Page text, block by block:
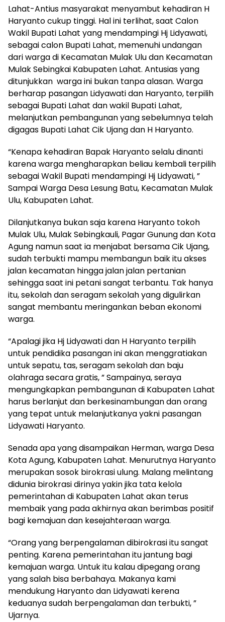
Lahat-Antius masyarakat menyambut kehadiran H
Haryanto cukup tinggi. Hal ini terlihat, saat Calon
Wakil Bupati Lahat yang mendampingi Hj Lidyawati,
sebagai calon Bupati Lahat, memenuhi undangan
dari warga di Kecamatan Mulak Ulu dan Kecamatan
Mulak Sebingkai Kabupaten Lahat. Antusias yang
ditunjukkan warga ini bukan tanpa alasan. Warga
berharap pasangan Lidyawati dan Haryanto, terpilih
sebagai Bupati Lahat dan wakil Bupati Lahat,
melanjutkan pembangunan yang sebelumnya telah
digagas Bupati Lahat Cik Ujang dan H Haryanto.
“Kenapa kehadiran Bapak Haryanto selalu dinanti
karena warga mengharapkan beliau kembali terpilih
sebagai Wakil Bupati mendampingi Hj Lidyawati, ”
Sampai Warga Desa Lesung Batu, Kecamatan Mulak
Ulu, Kabupaten Lahat.
Dilanjutkanya bukan saja karena Haryanto tokoh
Mulak Ulu, Mulak Sebingkauli, Pagar Gunung dan Kota
Agung namun saat ia menjabat bersama Cik Ujang,
sudah terbukti mampu membangun baik itu akses
jalan kecamatan hingga jalan jalan pertanian
sehingga saat ini petani sangat terbantu. Tak hanya
itu, sekolah dan seragam sekolah yang digulirkan
sangat membantu meringankan beban ekonomi
warga.
“Apalagi jika Hj Lidyawati dan H Haryanto terpilih
untuk pendidika pasangan ini akan menggratiakan
untuk sepatu, tas, seragam sekolah dan baju
olahraga secara gratis, ” Sampainya, seraya
mengungkapkan pembangunan di Kabupaten Lahat
harus berlanjut dan berkesinambungan dan orang
yang tepat untuk melanjutkanya yakni pasangan
Lidyawati Haryanto.
Senada apa yang disampaikan Herman, warga Desa
Kota Agung, Kabupaten Lahat. Menurutnya Haryanto
merupakan sosok birokrasi ulung. Malang melintang
didunia birokrasi dirinya yakin jika tata kelola
pemerintahan di Kabupaten Lahat akan terus
membaik yang pada akhirnya akan berimbas positif
bagi kemajuan dan kesejahteraan warga.
“Orang yang berpengalaman dibirokrasi itu sangat
penting. Karena pemerintahan itu jantung bagi
kemajuan warga. Untuk itu kalau dipegang orang
yang salah bisa berbahaya. Makanya kami
mendukung Haryanto dan Lidyawati kerena
keduanya sudah berpengalaman dan terbukti, ”
Ujarnya.